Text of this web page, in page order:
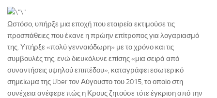
Ωστόσο, υπήρξε μια εποχή που εταιρεία εκτιμούσε τις
προσπάθειες που έκανε η πρώην επίτροπος για λογαριασμό
της. Υπήρξε «πολύ γενναιόδωρη» με το χρόνο και τις
συμβουλές της, ενώ διευκόλυνε επίσης «μια σειρά από
συναντήσεις υψηλού επιπέδου», καταγράφει εσωτερικό
σημείωμα της Uber τον Αύγουστο του 2015, το οποίο στη
συνέχεια ανέφερε πώς η Κρους ζητούσε τότε έγκριση από την